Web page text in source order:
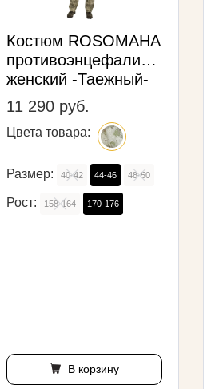
Костюм ROSOMAHA
противоэнцефалитный
женский -Таежный-
11 290 руб.
Цвета товара:
Размер: 40-42 44-46 48-50
Рост: 158-164 170-176
В корзину